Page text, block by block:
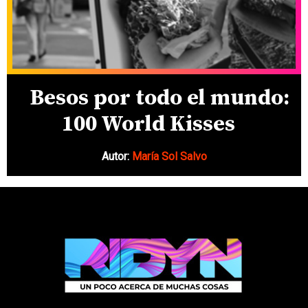
Besos por todo el mundo:
100 World Kisses
Autor: María Sol Salvo